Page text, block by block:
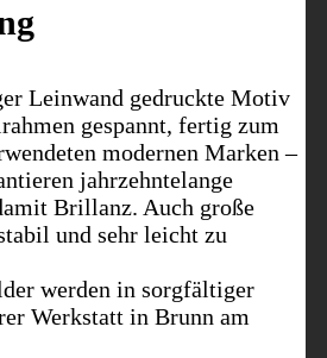
Leinwand gedruckte Motiv
gespannt, fertig zum
modernen Marken –
jahrzehntelange
Brillanz. Auch große
und sehr leicht zu
werden in sorgfältiger
Werkstatt in Brunn am